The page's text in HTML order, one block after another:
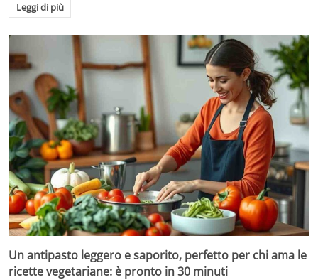
Leggi di più
Un antipasto leggero e saporito, perfetto per chi ama le
ricette vegetariane: è pronto in 30 minuti